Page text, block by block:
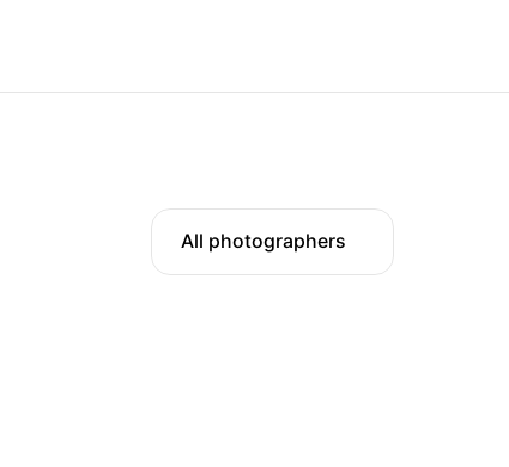
All photographers